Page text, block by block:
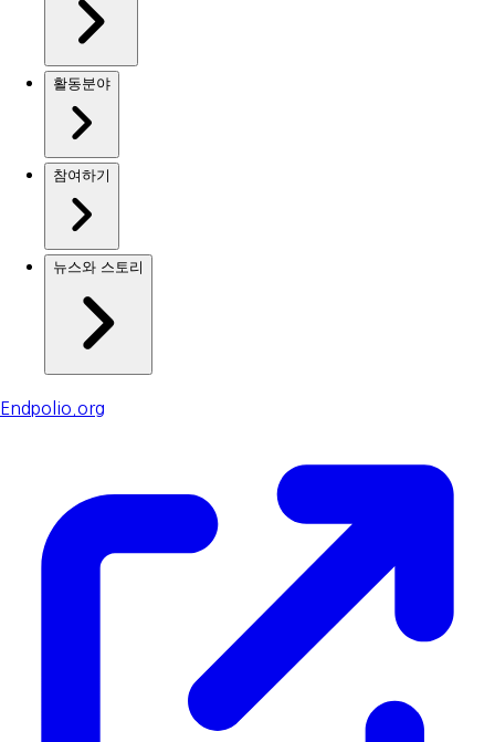
활동분야
참여하기
뉴스와 스토리
Endpolio.org